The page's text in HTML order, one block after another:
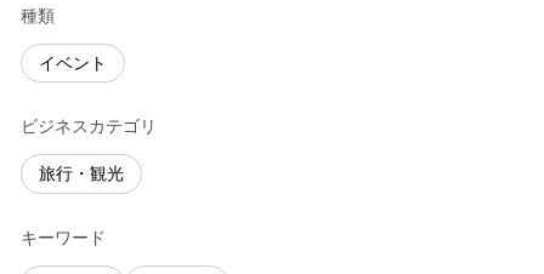
種類
イベント
ビジネスカテゴリ
旅行・観光
キーワード